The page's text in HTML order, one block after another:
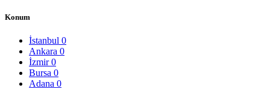
Konum
İstanbul 0
Ankara 0
İzmir0
Bursa 0
Adana 0